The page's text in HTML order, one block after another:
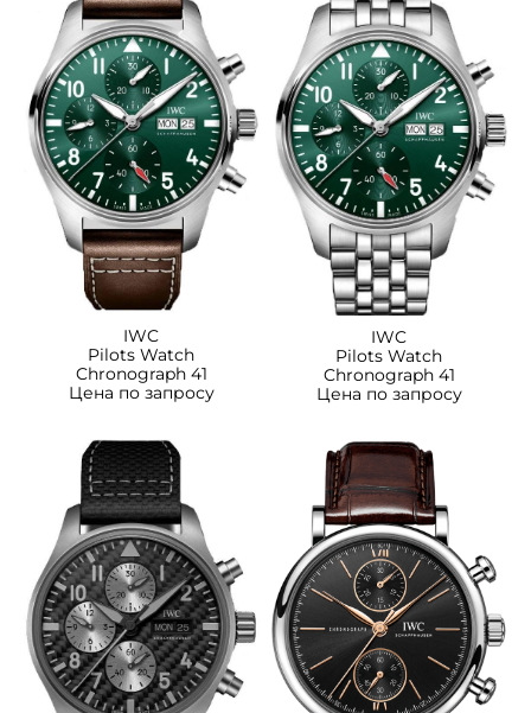
IWC
Pilots Watch
Chronograph 41
Цена по запросу
IWC
Pilots Watch
Chronograph 41
Цена по запросу